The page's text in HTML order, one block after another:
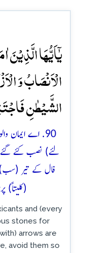
یٰۤاَیُّہَا الَّذِیۡنَ
الۡاَنۡصَابُ وَ
الشَّیۡطٰنِ
90. اے ایمان
لئے) نصب کئے
فال کے تیر (سب)
(کلیتاً)
and (every
stones for
arrows are
avoid them so